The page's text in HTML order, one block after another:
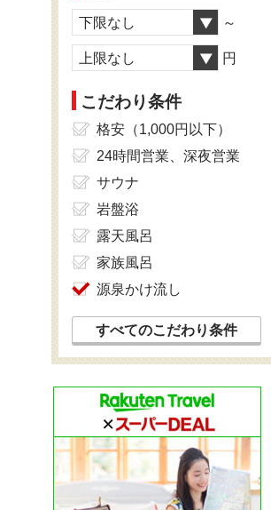
下限なし ～
上限なし 円
こだわり条件
格安（1,000円以下）
24時間営業、深夜営業
サウナ
岩盤浴
露天風呂
家族風呂
源泉かけ流し
すべてのこだわり条件